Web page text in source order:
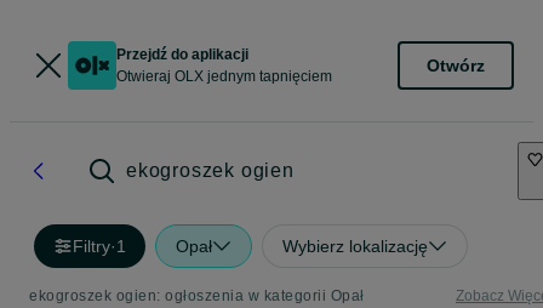
Przejdź do aplikacji
Otwieraj OLX jednym tapnięciem
Otwórz
ekogroszek ogien
Filtry·1 Opał Wybierz lokalizację
ekogroszek ogien: ogłoszenia w kategorii Opał Zobacz